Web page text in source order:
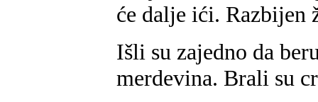
će dalje ići. Razbijen
Išli su zajedno da
merdevina. Brali su